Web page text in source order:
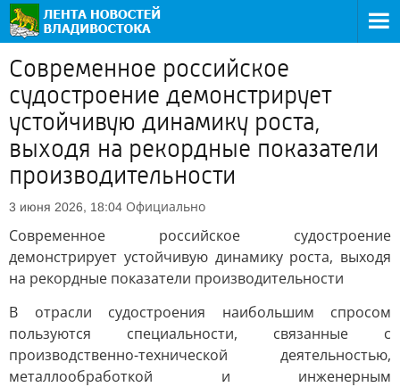
Современное российское
судостроение демонстрирует
устойчивую динамику роста,
выходя на рекордные показатели
производительности
3 июня 2026, 18:04 Официально
Современное российское судостроение
демонстрирует устойчивую динамику роста, выходя
на рекордные показатели производительности
В отрасли судостроения наибольшим спросом
пользуются специальности, связанные с
производственно-технической деятельностью,
металлообработкой и инженерным